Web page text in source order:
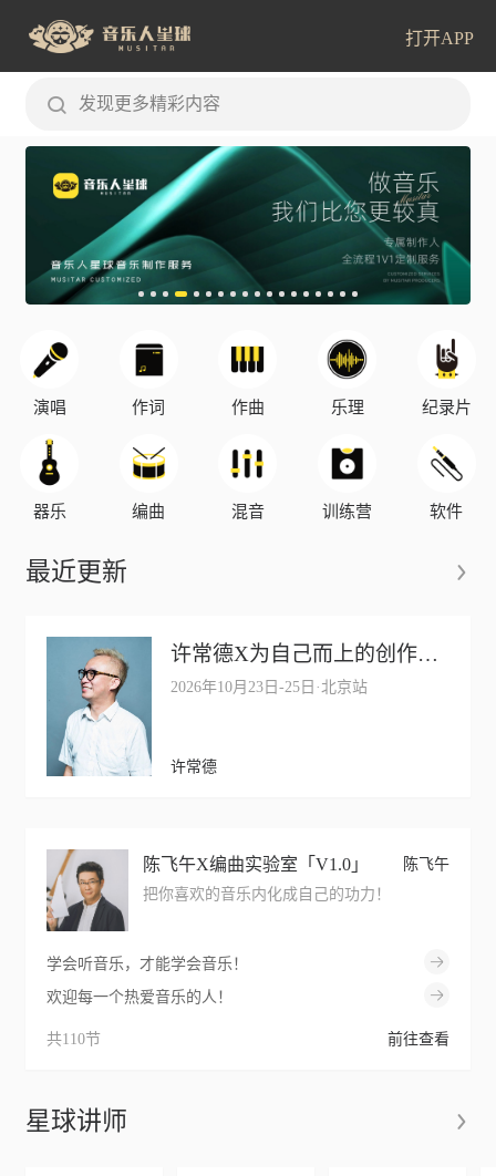
打开APP
发现更多精彩内容
演唱 作词 作曲 乐理 纪录片
器乐 编曲 混音 训练营 软件
最近更新
许常德X为自己而上的创作训练营【报名中】
2026年10月23日-25日·北京站
许常德
陈飞午X编曲实验室「V1.0」
陈飞午
把你喜欢的音乐内化成自己的功力！
学会听音乐，才能学会音乐！
欢迎每一个热爱音乐的人！
共110节 前往查看
星球讲师